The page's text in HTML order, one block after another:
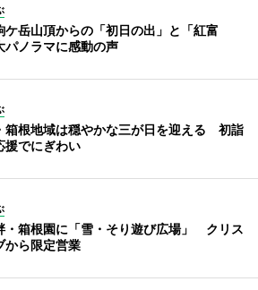
ケ岳山頂からの「初日の出」と「紅富
ノラマに感動の声
箱根地域は穏やかな三が日を迎える 初詣
援でにぎわい
・箱根園に「雪・そり遊び広場」 クリス
から限定営業